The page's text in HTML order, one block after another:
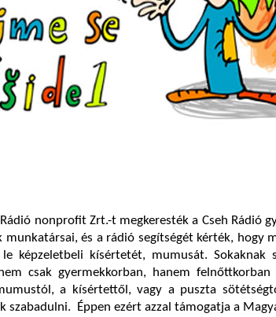
nonprofit Zrt.-t megkeresték a Cseh Rádió
és a rádió segítségét kérték, hogy
képzeletbeli kísértetét, mumusát. Sokaknak
csak gyermekkorban, hanem
a kísértettől, vagy a puszta
szabadulni. Éppen ezért azzal támogatja a